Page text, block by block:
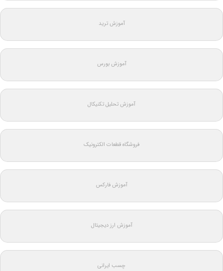
آموزش ترید
آموزش بورس
آموزش تحلیل تکنیکال
فروشگاه قطعات الکترونیک
آموزش فارکس
آموزش ارز دیجیتال
چسب ایرانی